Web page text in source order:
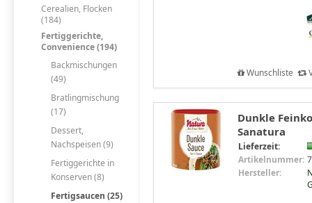
Cerealien, Flocken
(184)
Fertiggerichte,
Convenience (194)
Backmischungen
(49)
Bratlingmischung
(17)
Dessert,
Nachspeisen (9)
Fertiggerichte in
Konserven (8)
Fertigsaucen (25)
Wunschliste
Dunkle
Sanatura
Lieferzeit:
Artikelnummer:
Hersteller: